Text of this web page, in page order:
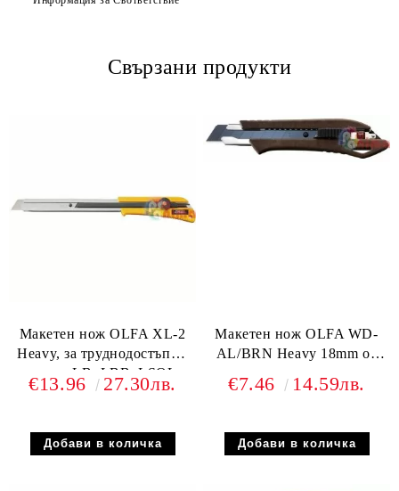
Свързани продукти
Макетен нож OLFA XL-2
Heavy, за труднодостъпни
места, LB, LBB, LSOL
€13.96 27.30лв.
Макетен нож OLFA WD-
AL/BRN Heavy 18mm от
пластмаса
€7.46 14.59лв.